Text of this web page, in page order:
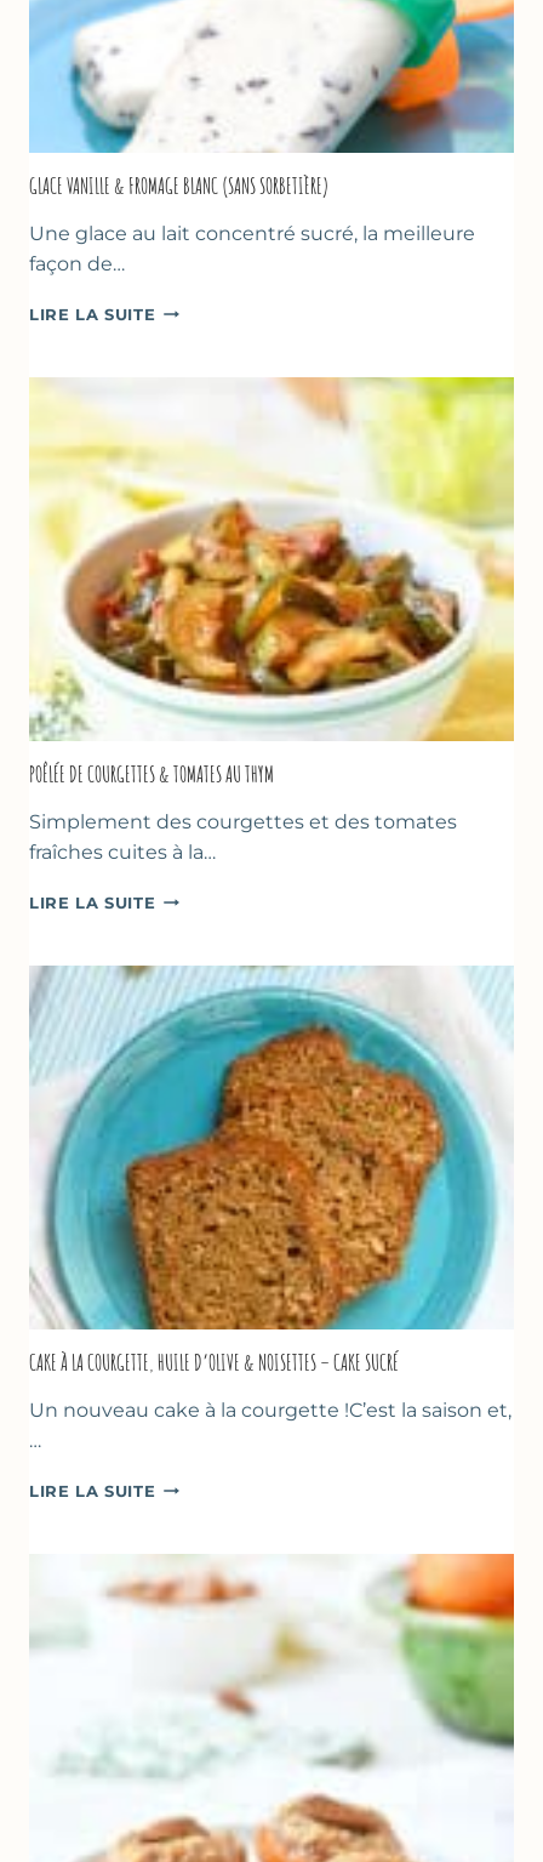
GLACE VANILLE & FROMAGE BLANC (SANS SORBETIÈRE)
Une glace au lait concentré sucré, la meilleure
façon de…
LIRE LA SUITE GLACE
POÊLÉE DE COURGETTES & TOMATES AU THYM
Simplement des courgettes et des tomates
fraîches cuites à la…
LIRE LA SUITE POÊLÉE
&
TOMATES
AU
THYM
CAKE À LA COURGETTE, HUILE D’OLIVE & NOISETTES – CAKE SUCRÉ
Un nouveau cake à la courgette !C’est la saison et,
…
LIRE LA SUITE CAKE
COURGETTE,
HUILE
D’OLIVE